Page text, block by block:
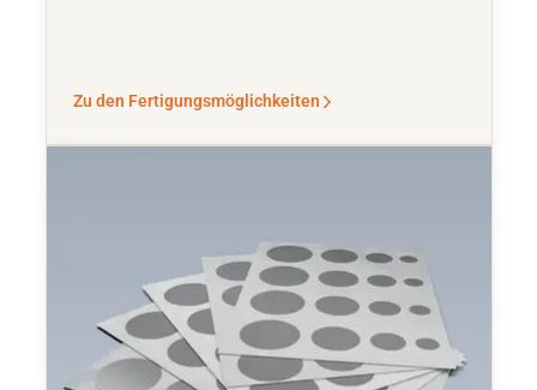
Zu den Fertigungsmöglichkeiten